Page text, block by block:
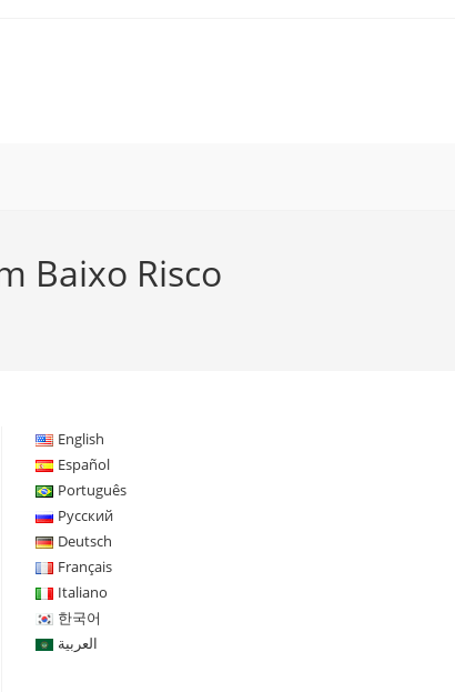
Baixo Risco
English
Español
Português
Русский
Deutsch
Français
Italiano
한국어
العربية